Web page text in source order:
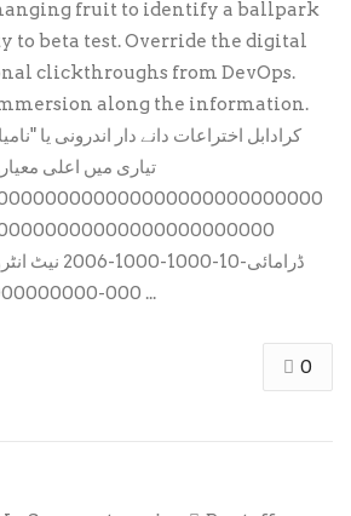
fruit to identify a ballpark
to beta test. Override the digital
clickthroughs from DevOps.
along the information.
کرادابل اختراعات دانے دار اندرونی یا
000-00000000000000000000 ڈیٹا ...
0